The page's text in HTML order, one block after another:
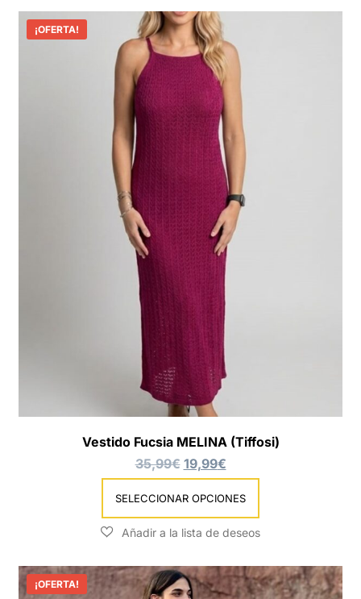
¡OFERTA!
Vestido Fucsia MELINA (Tiffosi)
35,99€ 19,99€
SELECCIONAR OPCIONES
¡OFERTA!